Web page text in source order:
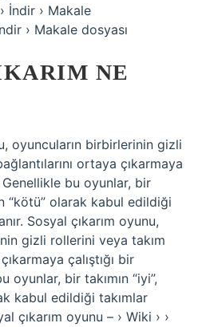
İndir › Makale
› Makale dosyası
NE
oyuncuların birbirlerinin gizli
ortaya çıkarmaya
Genellikle bu oyunlar, bir
“kötü” olarak kabul edildiği
Sosyal çıkarım oyunu,
gizli rollerini veya takım
çalıştığı bir
oyunlar, bir takımın “iyi”,
kabul edildiği takımlar
çıkarım oyunu – › Wiki › ›